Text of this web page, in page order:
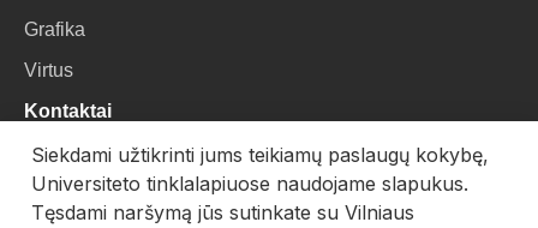
Grafika
Virtus
Kontaktai
VU Biblioteka
Universiteto g. 3, LT-01122, Vilnius
Siekdami užtikrinti jums teikiamų paslaugų kokybę,
Universiteto tinklalapiuose naudojame slapukus.
Tęsdami naršymą jūs sutinkate su Vilniaus